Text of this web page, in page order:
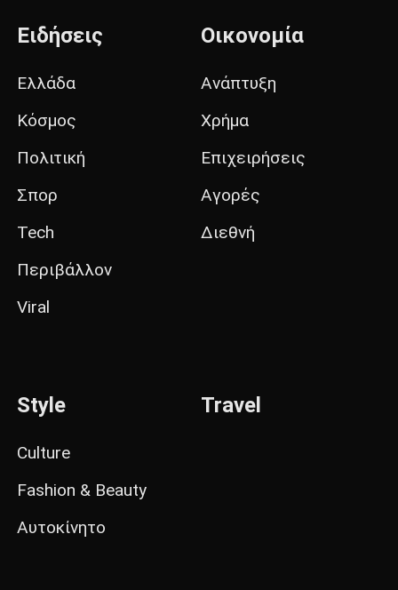
Ειδήσεις
Ελλάδα
Κόσμος
Πολιτική
Σπορ
Tech
Περιβάλλον
Viral
Οικονομία
Ανάπτυξη
Χρήμα
Επιχειρήσεις
Αγορές
Διεθνή
Style
Culture
Fashion & Beauty
Αυτοκίνητο
Travel